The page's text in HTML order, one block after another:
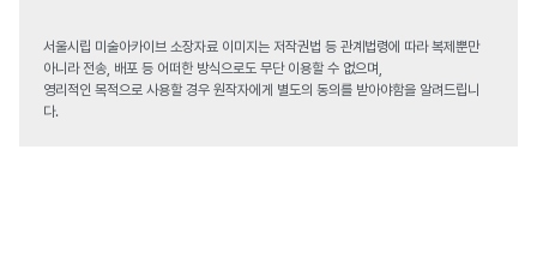
서울시립 미술아카이브 소장자료 이미지는 저작권법 등 관계법령에 따라 복제뿐만
아니라 전송, 배포 등 어떠한 방식으로도 무단 이용할 수 없으며,
영리적인 목적으로 사용할 경우 원작자에게 별도의 동의를 받아야함을 알려드립니
다.